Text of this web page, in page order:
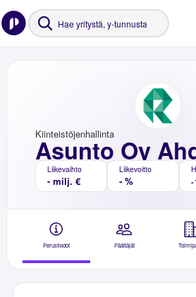
Asunto Oy
Kiinteistöjenhallinta
Liikevaihto
- milj. €
Liikevoitto
- %
-
Perustiedot Päättäjät